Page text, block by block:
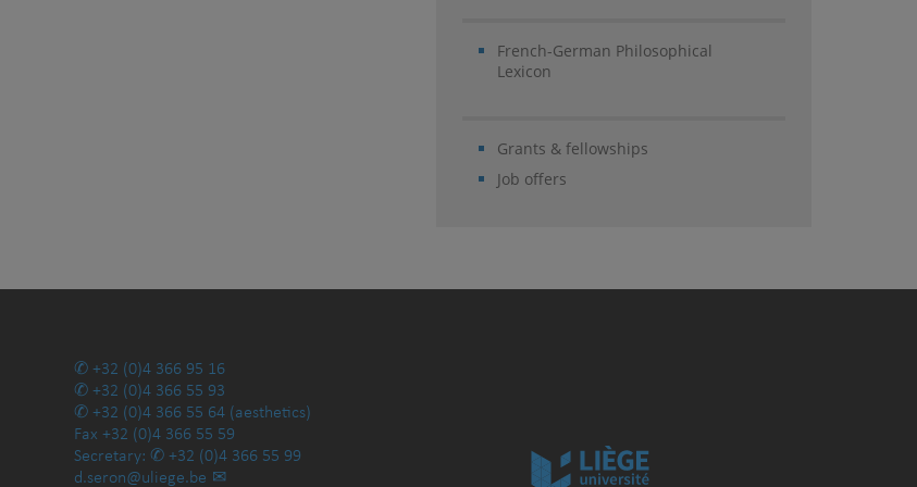
French-German Philosophical
Lexicon
Grants & fellowships
Job offers
+32 (0)4 366 95 16
+32 (0)4 366 55 93
+32 (0)4 366 55 64 (aesthetics)
Fax +32 (0)4 366 55 59
Secretary:
+32 (0)4 366 55 99
d.seron@uliege.be